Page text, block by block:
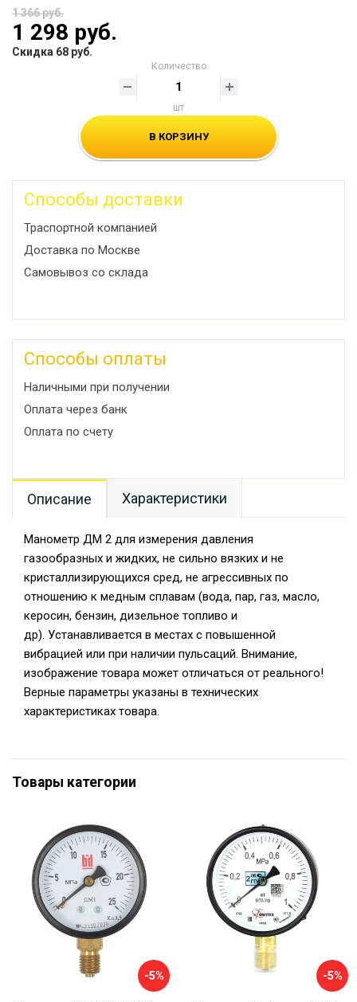
1 366 руб.
1 298 руб.
Скидка 68 руб.
Количество
шт
В КОРЗИНУ
Способы доставки
Траспортной компанией
Доставка по Москве
Самовывоз со склада
Способы оплаты
Наличными при получении
Оплата через банк
Оплата по счету
Описание Характеристики
Манометр ДМ 2 для измерения давления
газообразных и жидких, не сильно вязких и не
кристаллизирующихся сред, не агрессивных по
отношению к медным сплавам (вода, пар, газ, масло,
керосин, бензин, дизельное топливо и
др). Устанавливается в местах с повышенной
вибрацией или при наличии пульсаций. Внимание,
изображение товара может отличаться от реального!
Верные параметры указаны в технических
характеристиках товара.
Товары категории
-5% -5%